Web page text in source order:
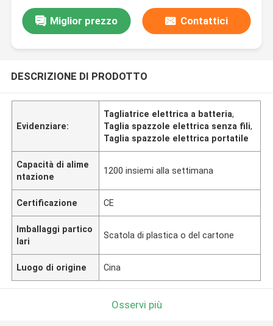
Miglior prezzo Contattici
DESCRIZIONE DI PRODOTTO
Evidenziare:
Tagliatrice elettrica a batteria,
Taglia spazzole elettrica senza fili,
Taglia spazzole elettrica portatile
Capacità di alime
ntazione
1200 insiemi alla settimana
Certificazione CE
Imballaggi partico
lari
Scatola di plastica o del cartone
Luogo di origine Cina
Osservi più